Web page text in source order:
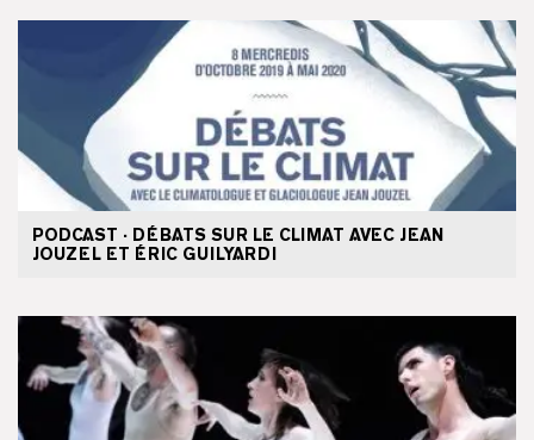
PODCAST · DÉBATS SUR LE CLIMAT AVEC JEAN
JOUZEL ET ÉRIC GUILYARDI